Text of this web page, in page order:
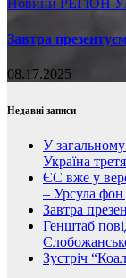
Новини РЕГІОН
Завтра
08.17.2025
Недавні записи
У загальному
Україна третя
ЄС вже у
– Урсула
Завтра
Генштаб
Зустріч